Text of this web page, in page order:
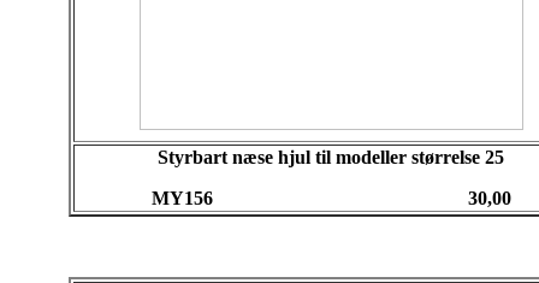
Styrbart næse hjul til modeller størrelse 25
MY156 30,00